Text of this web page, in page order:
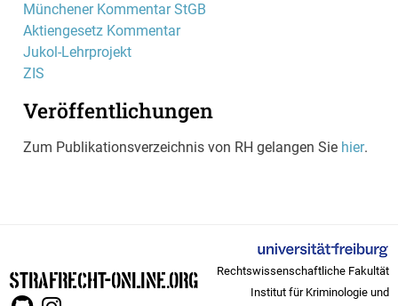
Münchener Kommentar StGB
Aktiengesetz Kommentar
Jukol-Lehrprojekt
ZIS
Veröffentlichungen
Zum Publikationsverzeichnis von RH gelangen Sie hier.
STRAFRECHT-ONLINE.ORG
Rechtswissenschaftliche Fakultät
Institut für Kriminologie und